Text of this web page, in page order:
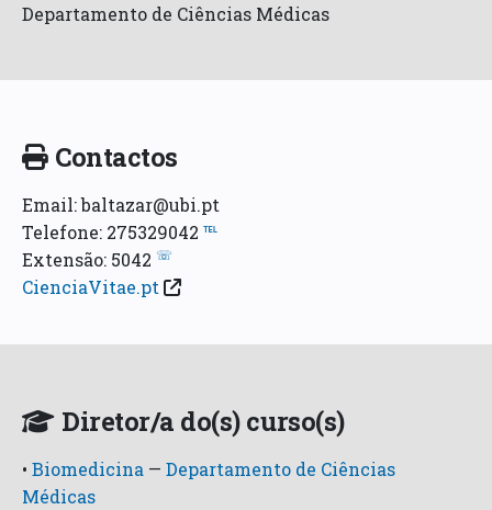
Departamento de Ciências Médicas
Contactos
Email: baltazar@ubi.pt
Telefone: 275329042℡
Extensão: 5042 ☏
CienciaVitae.pt
Diretor/a do(s) curso(s)
•Biomedicina —Departamento de Ciências
Médicas